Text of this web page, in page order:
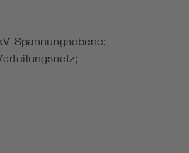
Spannungsebene;